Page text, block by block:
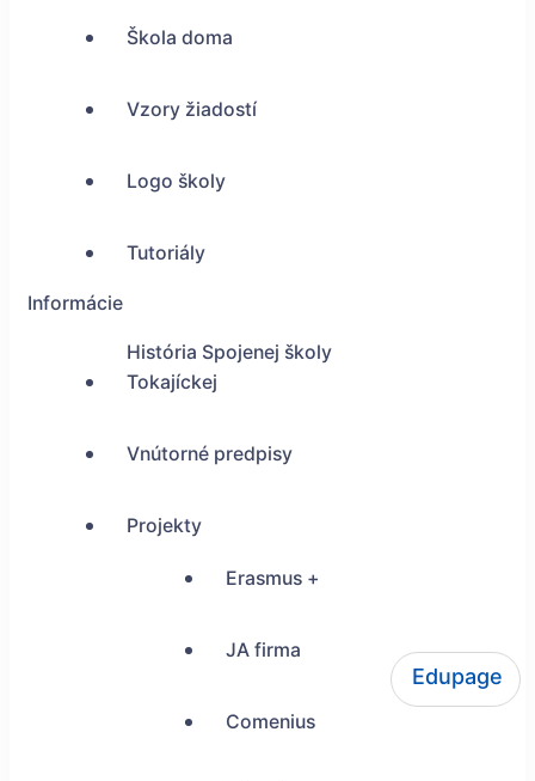
ŠUP Tokajícka 24, Bratislava
Škola doma
Vzory žiadostí
Logo školy
Tutoriály
Informácie
História Spojenej školy
Tokajíckej
Vnútorné predpisy
Projekty
Erasmus +
JA firma
Comenius
Edupage